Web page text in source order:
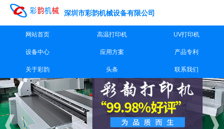
深圳市彩韵机械设备有限公司
网站首页 高温打印机 UV打印机
设备中心 应用方案 产品专利
关于彩韵 头条 联系我们